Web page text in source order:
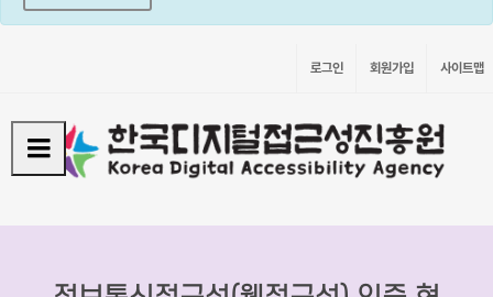
로그인 회원가입 사이트맵